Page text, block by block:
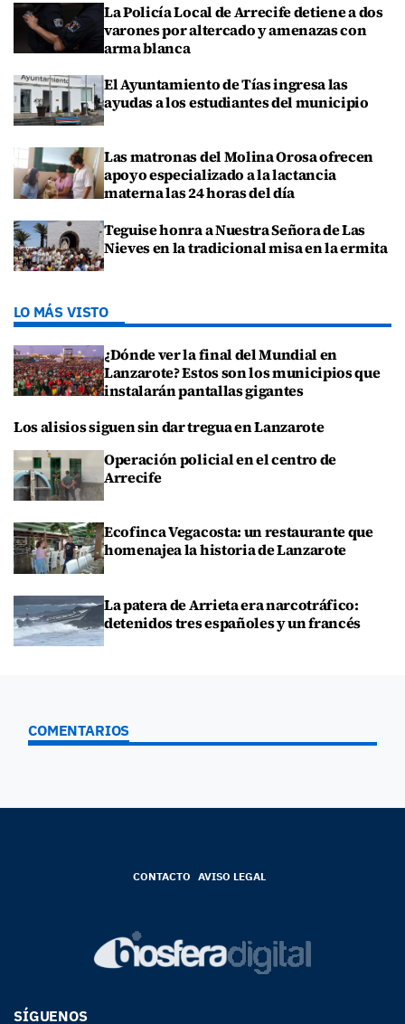
La Policía Local de Arrecife detiene a dos
varones por altercado y amenazas con
arma blanca
El Ayuntamiento de Tías ingresa las
ayudas a los estudiantes del municipio
Las matronas del Molina Orosa ofrecen
apoyo especializado a la lactancia
materna las 24 horas del día
Teguise honra a Nuestra Señora de Las
Nieves en la tradicional misa en la ermita
LO MÁS VISTO
¿Dónde ver la final del Mundial en
Lanzarote? Estos son los municipios que
instalarán pantallas gigantes
Los alisios siguen sin dar tregua en Lanzarote
Operación policial en el centro de
Arrecife
Ecofinca Vegacosta: un restaurante que
homenajea la historia de Lanzarote
La patera de Arrieta era narcotráfico:
detenidos tres españoles y un francés
COMENTARIOS
CONTACTO AVISO LEGAL
SÍGUENOS